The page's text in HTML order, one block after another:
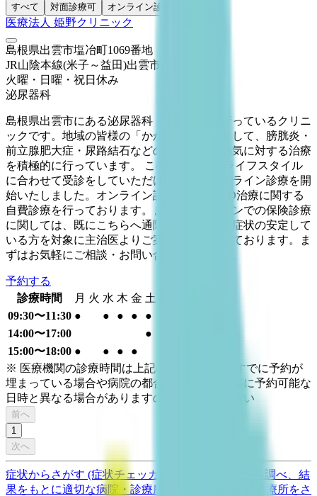
すべて 対面診療可 オンライン診療可
医療法人 姫野クリニック
島根県出雲市塩冶町1069番地
JR山陰本線(米子～益田)出雲市
火曜・日曜・祝日 休み
泌尿器科
島根県出雲市にある泌尿器科・人工透析を行っているクリニ
ックです。地域の皆様の「かかりつけ医」として、膀胱炎・
前立腺肥大症・尿路結石などの泌尿器科の病気に対する治療
を積極的に行っています。 この度、皆様のライフスタイル
に合わせて受診をしていただけるよう、オンライン診療を開
始いたしました。オンライン診療では主にED治療に関する
自費診療を行っております。また、オンラインでの保険診療
に関しては、既にこちらへ通院しておられ、症状の安定して
いる方を対象に主治医よりご案内を差し上げております。ま
ずはお気軽にご相談・お問い合わせください。
予約する
診療時間
月 火 水 木 金 土
09:30〜11:30 ● ● ● ●
●
14:00〜17:00
●
15:00〜18:00 ● ● ●
●
※ 医療機関の診療時間は上記の通りですが、すでに予約が
埋まっている場合や病院の都合などにより実際に予約可能な
日時と異なる場合がありますのでご了承ください
前へ
1
次へ
症状からさがす (症状チェッカー)
気になる症状から調べ、結
果をもとに適切な病院・診療所を提案します
歯科診療所をさ